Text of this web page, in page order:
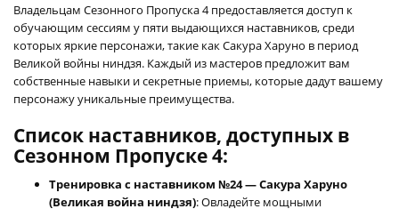
Владельцам Сезонного Пропуска 4 предоставляется доступ к
обучающим сессиям у пяти выдающихся наставников, среди
которых яркие персонажи, такие как Сакура Харуно в период
Великой войны ниндзя. Каждый из мастеров предложит вам
собственные навыки и секретные приемы, которые дадут вашему
персонажу уникальные преимущества.
Список наставников, доступных в
Сезонном Пропуске 4:
Тренировка с наставником №24 — Сакура Харуно
(Великая война ниндзя): Овладейте мощными